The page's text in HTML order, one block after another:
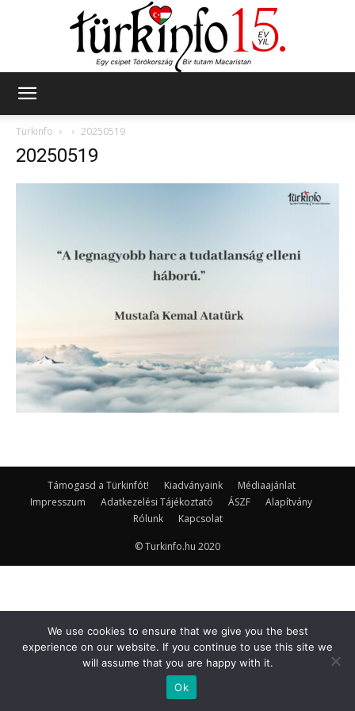
Türkinfo
20250519
20250519
Támogasd a Türkinfót! Kiadványaink
Médiaajánlat
Impresszum
Adatkezelési Tájékoztató ÁSZF
Alapítvány
Rólunk
Kapcsolat
© Turkinfo.hu 2020
We use cookies to ensure that we give you the best
experience on our website. If you continue to use this site we
will assume that you are happy with it.
Ok